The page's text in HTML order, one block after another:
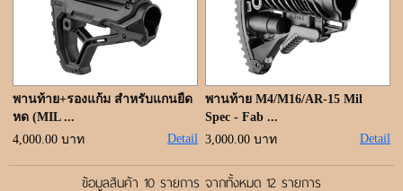
พานท้าย+รองแก้ม สำหรับแกนยืด
หด (MIL ...
4,000.00 บาท
Detail
พานท้าย M4/M16/AR-15 Mil
Spec - Fab ...
3,000.00 บาท
Detail
ข้อมูลสินค้า 10 รายการ จากทั้งหมด 12 รายการ